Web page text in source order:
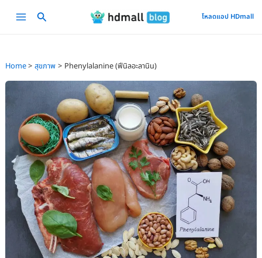
Main
โหลดแอป HDmall
Home สุขภาพ Phenylalanine (ฟีนิลอะลานิน)